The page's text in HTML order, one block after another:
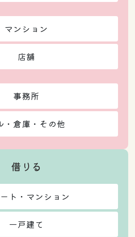
マンション
店舗
事務所
・倉庫・その他
借りる
ト・マンション
一戸建て